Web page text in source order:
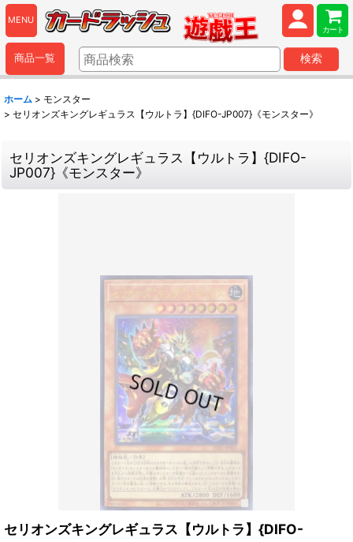
MENU
カート
商品一覧 検索
ホーム > モンスター
> セリオンズキングレギュラス【ウルトラ】{DIFO-JP007}《モンスター》
セリオンズキングレギュラス【ウルトラ】{DIFO-
JP007}《モンスター》
セリオンズキングレギュラス【ウルトラ】{DIFO-